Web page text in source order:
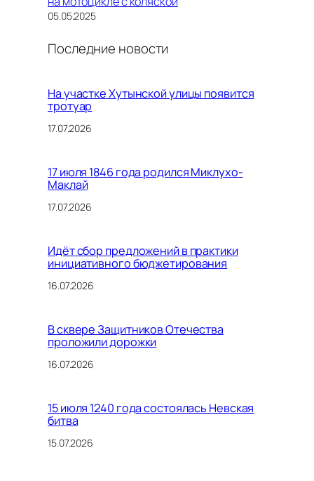
05.05.2025
Последние новости
На участке Хутынской улицы появится
тротуар
17.07.2026
17 июля 1846 года родился Миклухо-
Маклай
17.07.2026
Идёт сбор предложений в практики
инициативного бюджетирования
16.07.2026
В сквере Защитников Отечества
проложили дорожки
16.07.2026
15 июля 1240 года состоялась Невская
битва
15.07.2026